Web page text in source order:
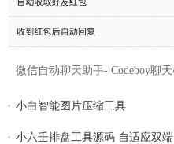
小白智能图片压缩工具
小六壬排盘工具源码 自适应双端